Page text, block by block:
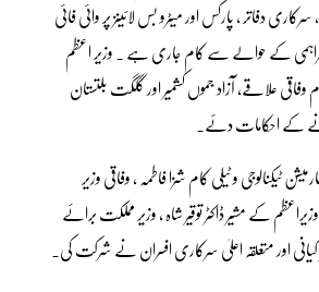
دفاتر ، پارکس اور میٹرو بس لائینز پر وائی فائی
کے حوالے سے کام جاری ہے ۔ وزیر اعظم
علاقے، آزاد جموں کشمیر اور گلگت بلتستان
کے احکامات دئے۔
ٹیکنالوجی و ٹیلی کام شزا فاطمہ ، وفاقی وزیر
کے مشیر ڈاکٹر توقیر شاہ ، وزیر مملکت برائے
اور متعلقہ اعلیٰ سرکاری افسران نے شرکت کی۔